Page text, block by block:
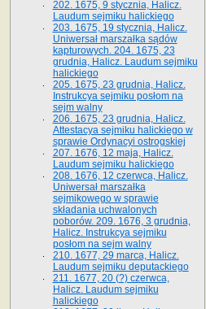
202. 1675, 9 stycznia, Halicz.
Laudum sejmiku halickiego
203. 1675, 19 stycznia, Halicz.
Uniwersał marszałka sądów
kapturowych. 204. 1675, 23
grudnia, Halicz. Laudum sejmiku
halickiego
205. 1675, 23 grudnia, Halicz.
Instrukcya sejmiku posłom na
sejm walny
206. 1675, 23 grudnia, Halicz.
Attestacya sejmiku halickiego w
sprawie Ordynacyi ostrogskiej
207. 1676, 12 maja, Halicz.
Laudum sejmiku halickiego
208. 1676, 12 czerwca, Halicz.
Uniwersał marszałka
sejmikowego w sprawie
składania uchwalonych
poborów. 209. 1676, 3 grudnia,
Halicz. Instrukcya sejmiku
posłom na sejm walny
210. 1677, 29 marca, Halicz.
Laudum sejmiku deputackiego
211. 1677, 20 (?) czerwca,
Halicz. Laudum sejmiku
halickiego